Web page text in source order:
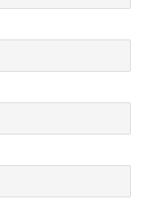
Sie kontaktieren